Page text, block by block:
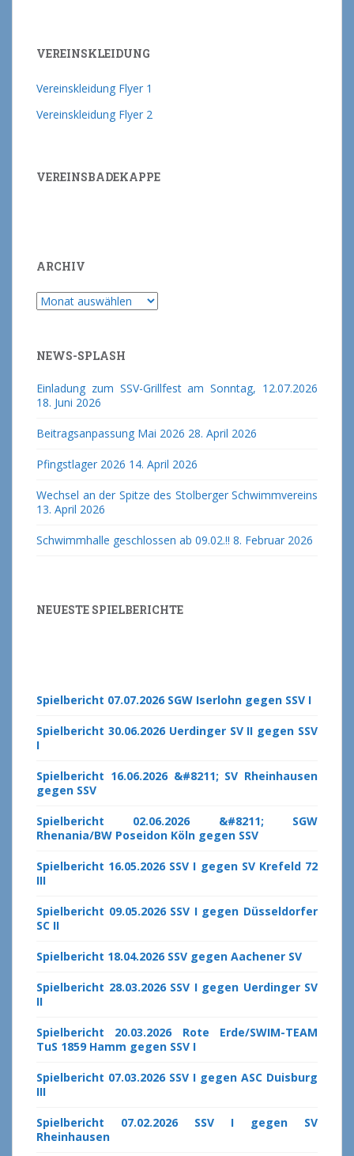
VEREINSKLEIDUNG
Vereinskleidung Flyer 1
Vereinskleidung Flyer 2
VEREINSBADEKAPPE
ARCHIV
Archiv
NEWS-SPLASH
Einladung zum SSV-Grillfest am Sonntag, 12.07.2026
18. Juni 2026
Beitragsanpassung Mai 2026 28. April 2026
Pfingstlager 2026 14. April 2026
Wechsel an der Spitze des Stolberger Schwimmvereins
13. April 2026
Schwimmhalle geschlossen ab 09.02.!! 8. Februar 2026
NEUESTE SPIELBERICHTE
Spielbericht 07.07.2026 SGW Iserlohn gegen SSV I
Spielbericht 30.06.2026 Uerdinger SV II gegen SSV
I
Spielbericht 16.06.2026 &#8211; SV Rheinhausen
gegen SSV
Spielbericht 02.06.2026 &#8211; SGW
Rhenania/BW Poseidon Köln gegen SSV
Spielbericht 16.05.2026 SSV I gegen SV Krefeld 72
III
Spielbericht 09.05.2026 SSV I gegen Düsseldorfer
SC II
Spielbericht 18.04.2026 SSV gegen Aachener SV
Spielbericht 28.03.2026 SSV I gegen Uerdinger SV
II
Spielbericht 20.03.2026 Rote Erde/SWIM-TEAM
TuS 1859 Hamm gegen SSV I
Spielbericht 07.03.2026 SSV I gegen ASC Duisburg
III
Spielbericht 07.02.2026 SSV I gegen SV
Rheinhausen